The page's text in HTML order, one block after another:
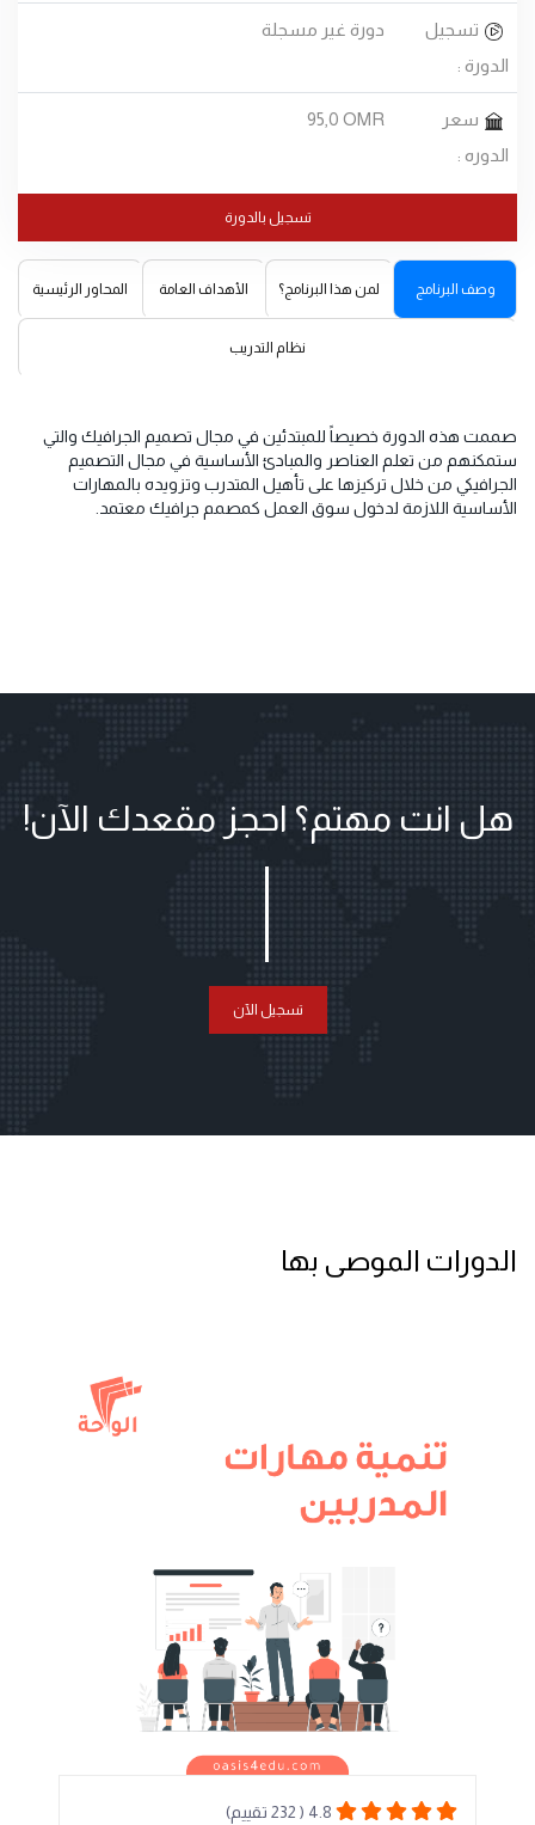
تسجيل
الدورة :
دورة غير مسجلة
سعر
الدوره :
95,0 OMR
تسجيل بالدورة
وصف البرنامج لمن هذا البرنامج؟ الأهداف العامة المحاور الرئيسية
نظام التدريب
صممت هذه الدورة خصيصاً للمبتدئين في مجال تصميم الجرافيك والتي
ستمكنهم من تعلم العناصر والمبادئ الأساسية في مجال التصميم
الجرافيكي من خلال تركيزها على تأهيل المتدرب وتزويده بالمهارات
الأساسية اللازمة لدخول سوق العمل كمصمم جرافيك معتمد.
هل انت مهتم؟ احجز مقعدك الآن!
تسجيل الآن
الدورات الموصى بها
4.8 ( 232 تقييم)